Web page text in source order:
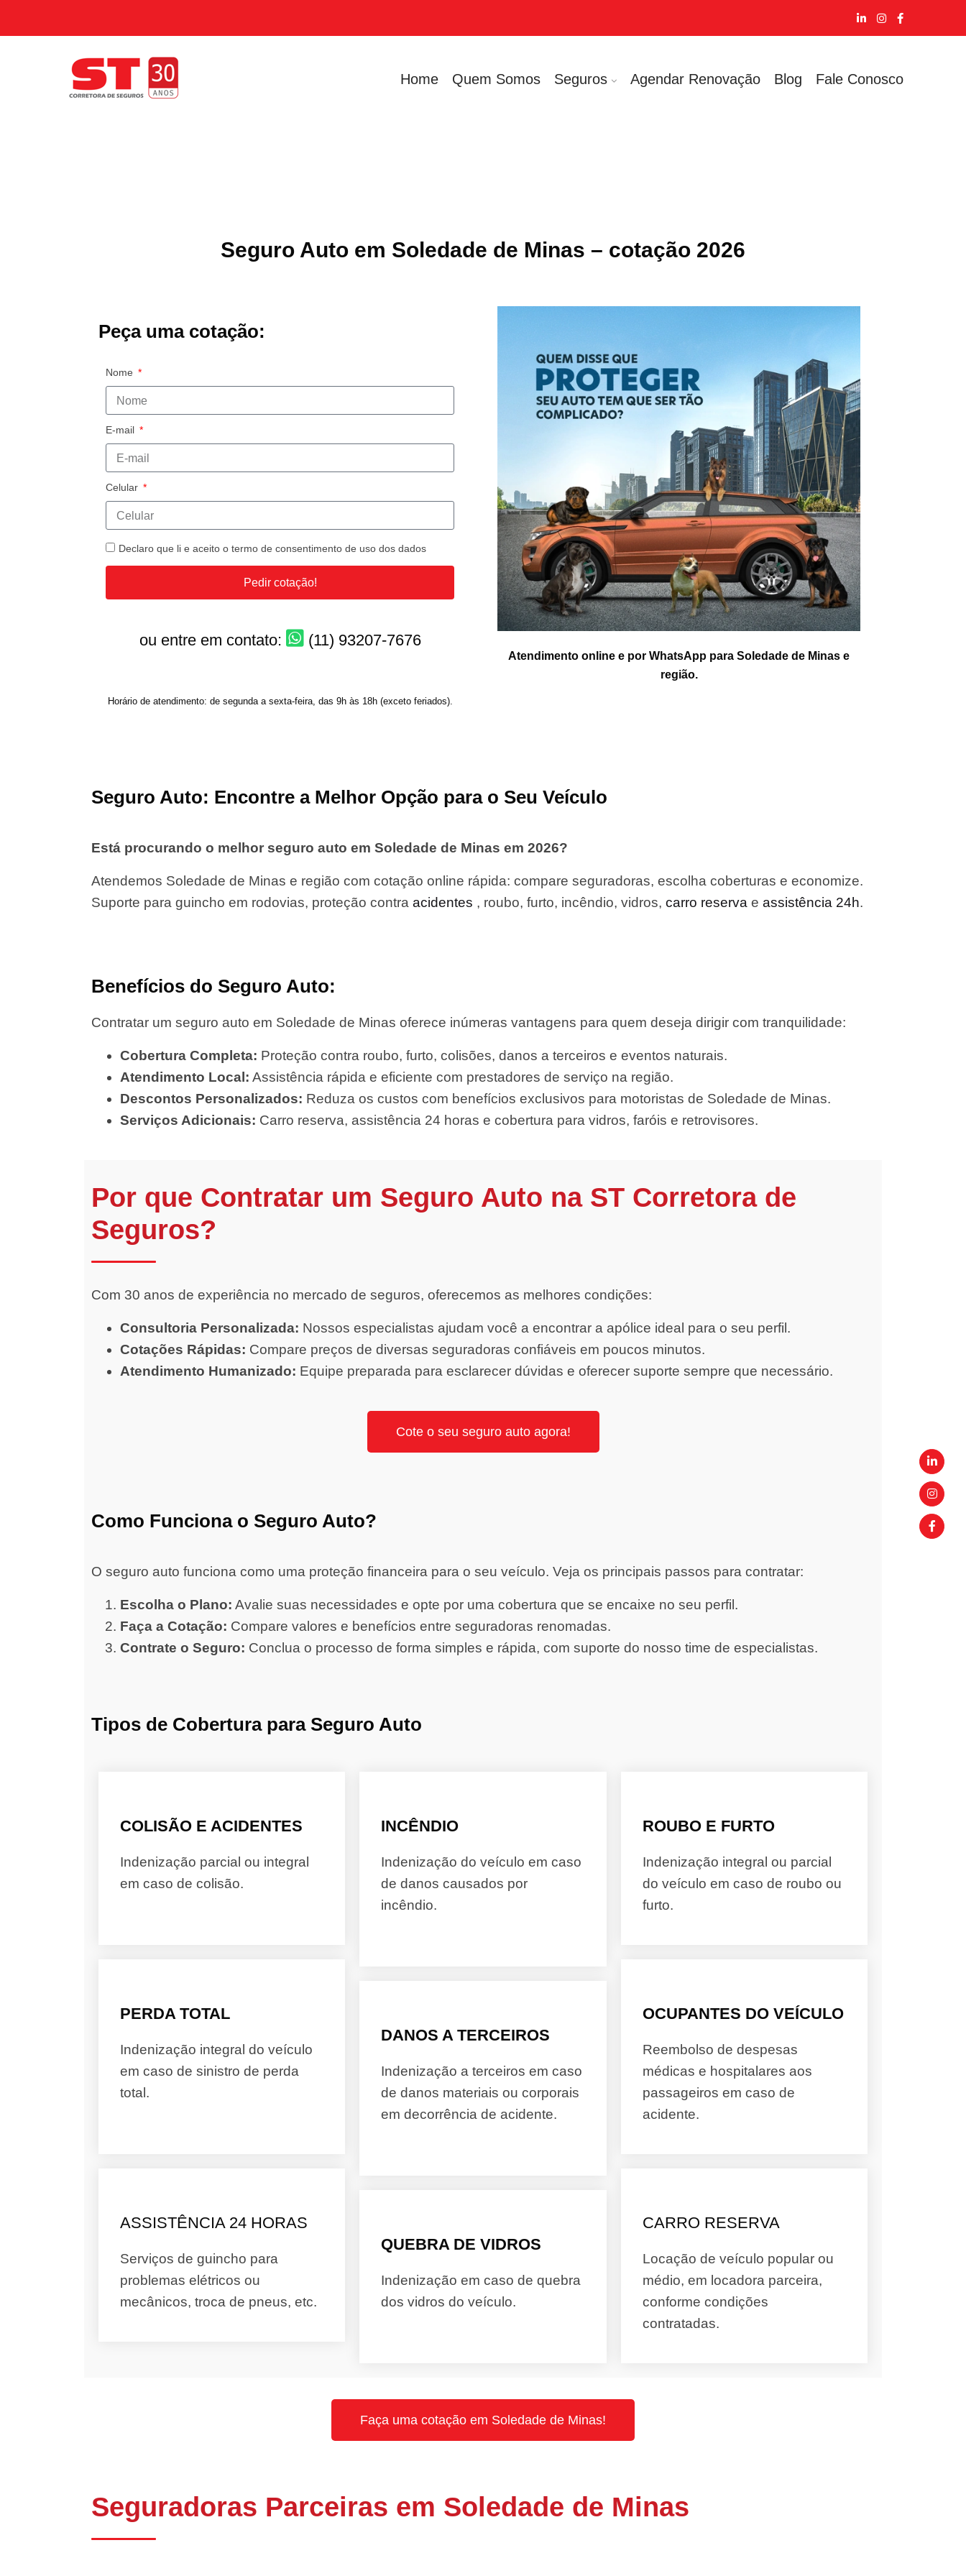
Home Quem Somos Seguros Agendar Renovação Blog Fale Conosco
Seguro Auto em Soledade de Minas – cotação 2026
Peça uma cotação:
Nome
E-mail
Celular
Declaro que li e aceito o termo de consentimento de uso dos dados
Pedir cotação!
ou entre em contato: (11) 93207-7676
Horário de atendimento: de segunda a sexta-feira, das 9h às 18h (exceto feriados).
Atendimento online e por WhatsApp para Soledade de Minas e
região.
Seguro Auto: Encontre a Melhor Opção para o Seu Veículo
Está procurando o melhor seguro auto em Soledade de Minas em 2026?
Atendemos Soledade de Minas e região com cotação online rápida: compare seguradoras, escolha coberturas e economize.
Suporte para guincho em rodovias, proteção contra acidentes , roubo, furto, incêndio, vidros, carro reserva e assistência 24h.
Benefícios do Seguro Auto:
Contratar um seguro auto em Soledade de Minas oferece inúmeras vantagens para quem deseja dirigir com tranquilidade:
Cobertura Completa: Proteção contra roubo, furto, colisões, danos a terceiros e eventos naturais.
Atendimento Local: Assistência rápida e eficiente com prestadores de serviço na região.
Descontos Personalizados: Reduza os custos com benefícios exclusivos para motoristas de Soledade de Minas.
Serviços Adicionais: Carro reserva, assistência 24 horas e cobertura para vidros, faróis e retrovisores.
Por que Contratar um Seguro Auto na ST Corretora de
Seguros?
Com 30 anos de experiência no mercado de seguros, oferecemos as melhores condições:
Consultoria Personalizada: Nossos especialistas ajudam você a encontrar a apólice ideal para o seu perfil.
Cotações Rápidas: Compare preços de diversas seguradoras confiáveis em poucos minutos.
Atendimento Humanizado: Equipe preparada para esclarecer dúvidas e oferecer suporte sempre que necessário.
Cote o seu seguro auto agora!
Como Funciona o Seguro Auto?
O seguro auto funciona como uma proteção financeira para o seu veículo. Veja os principais passos para contratar:
Escolha o Plano: Avalie suas necessidades e opte por uma cobertura que se encaixe no seu perfil.
Faça a Cotação: Compare valores e benefícios entre seguradoras renomadas.
Contrate o Seguro: Conclua o processo de forma simples e rápida, com suporte do nosso time de especialistas.
Tipos de Cobertura para Seguro Auto
COLISÃO E ACIDENTES
Indenização parcial ou integral
em caso de colisão.
PERDA TOTAL
Indenização integral do veículo
em caso de sinistro de perda
total.
ASSISTÊNCIA 24 HORAS
Serviços de guincho para
problemas elétricos ou
mecânicos, troca de pneus, etc.
INCÊNDIO
Indenização do veículo em caso
de danos causados por
incêndio.
DANOS A TERCEIROS
Indenização a terceiros em caso
de danos materiais ou corporais
em decorrência de acidente.
QUEBRA DE VIDROS
Indenização em caso de quebra
dos vidros do veículo.
ROUBO E FURTO
Indenização integral ou parcial
do veículo em caso de roubo ou
furto.
OCUPANTES DO VEÍCULO
Reembolso de despesas
médicas e hospitalares aos
passageiros em caso de
acidente.
CARRO RESERVA
Locação de veículo popular ou
médio, em locadora parceira,
conforme condições
contratadas.
Faça uma cotação em Soledade de Minas!
Seguradoras Parceiras em Soledade de Minas